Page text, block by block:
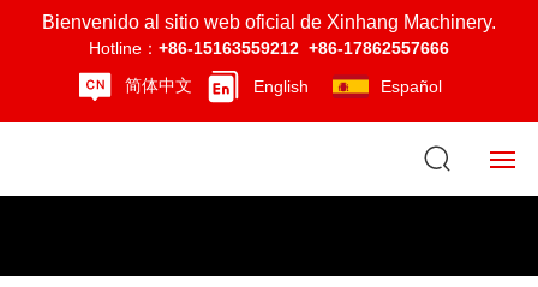
Bienvenido al sitio web oficial de Xinhang Machinery.
Hotline： +86-15163559212 +86-17862557666
简体中文
English Español